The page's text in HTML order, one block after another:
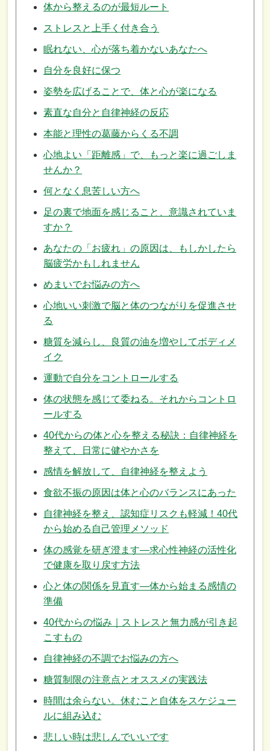
体から整えるのが最短ルート
ストレスと上手く付き合う
眠れない、心が落ち着かないあなたへ
自分を良好に保つ
姿勢を広げることで、体と心が楽になる
素直な自分と自律神経の反応
本能と理性の葛藤からくる不調
心地よい「距離感」で、もっと楽に過ごしま
せんか？
何となく息苦しい方へ
足の裏で地面を感じること、意識されていま
すか？
あなたの「お疲れ」の原因は、もしかしたら
脳疲労かもしれません
めまいでお悩みの方へ
心地いい刺激で脳と体のつながりを促進させ
る
糖質を減らし、良質の油を増やしてボディメ
イク
運動で自分をコントロールする
体の状態を感じて委ねる。それからコントロ
ールする
40代からの体と心を整える秘訣：自律神経を
整えて、日常に健やかさを
感情を解放して、自律神経を整えよう
食欲不振の原因は体と心のバランスにあった
自律神経を整え、認知症リスクも軽減！40代
から始める自己管理メソッド
体の感覚を研ぎ澄ます—求心性神経の活性化
で健康を取り戻す方法
心と体の関係を見直す—体から始まる感情の
準備
40代からの悩み｜ストレスと無力感が引き起
こすもの
自律神経の不調でお悩みの方へ
糖質制限の注意点とオススメの実践法
時間は余らない。休むこと自体をスケジュー
ルに組み込む
悲しい時は悲しんでいいです